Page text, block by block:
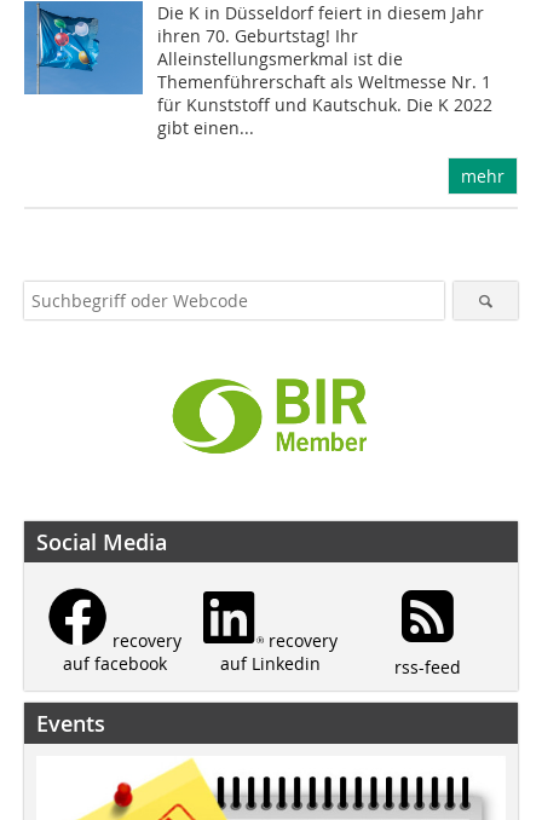
Die K in Düsseldorf feiert in diesem Jahr
ihren 70. Geburtstag! Ihr
Alleinstellungsmerkmal ist die
Themenführerschaft als Weltmesse Nr. 1
für Kunststoff und Kautschuk. Die K 2022
gibt einen...
mehr
Social Media
recovery
auf facebook
recovery
auf Linkedin
rss-feed
Events